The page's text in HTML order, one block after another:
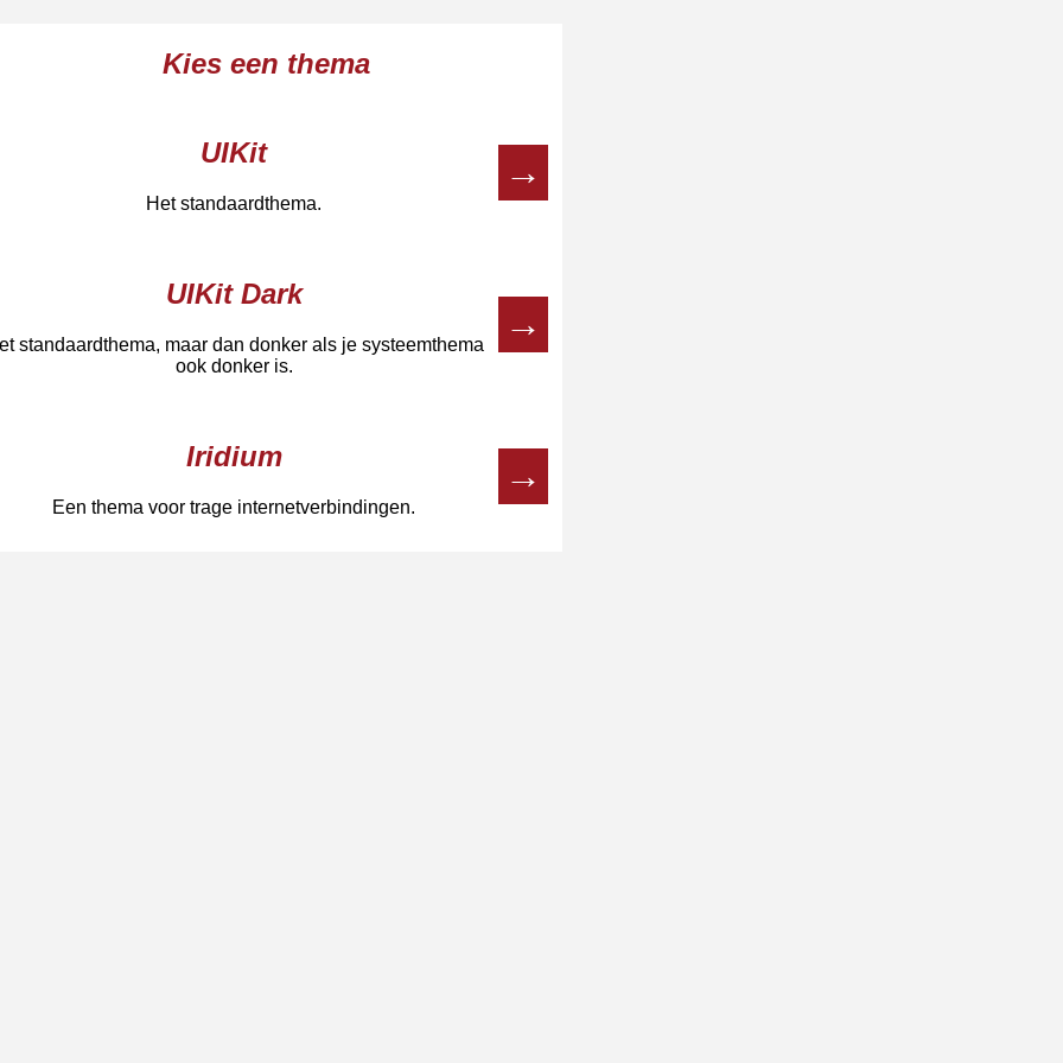
Kies een thema
UIKit
Het standaardthema.
→
UIKit Dark
standaardthema, maar dan donker als je systeemthema
ook donker is.
→
Iridium
Een thema voor trage internetverbindingen.
→